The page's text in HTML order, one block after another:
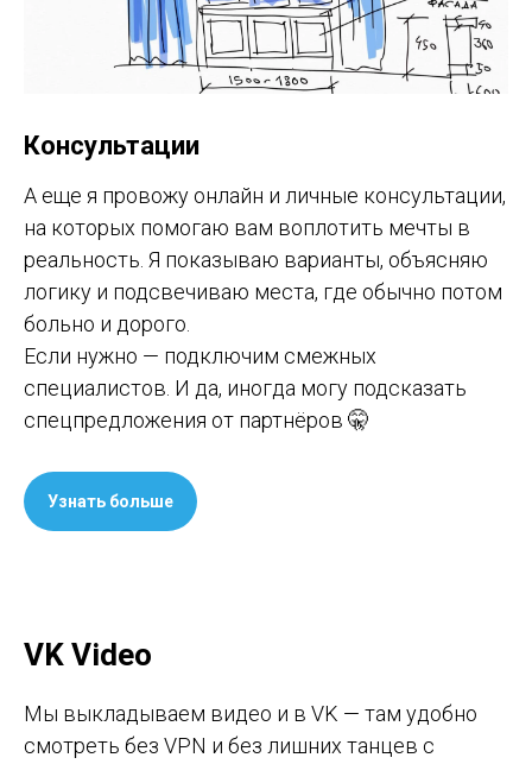
Консультации
А еще я провожу онлайн и личные консультации,
на которых помогаю вам воплотить мечты в
реальность. Я показываю варианты, объясняю
логику и подсвечиваю места, где обычно потом
больно и дорого.
Если нужно — подключим смежных
специалистов. И да, иногда могу подсказать
спецпредложения от партнёров 🤫
Узнать больше
VK Video
Мы выкладываем видео и в VK — там удобно
смотреть без VPN и без лишних танцев с